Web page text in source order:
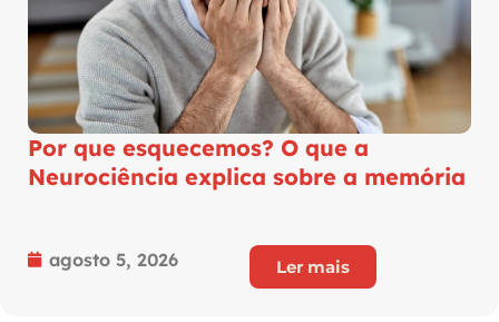
Por que esquecemos? O que a
Neurociência explica sobre a memória
agosto 5, 2026 Ler mais